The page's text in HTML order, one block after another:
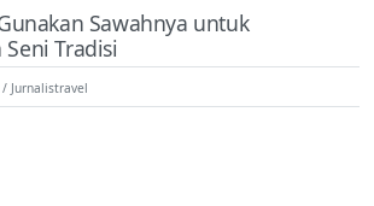
Sawahnya untuk
Tradisi
Jurnalistravel